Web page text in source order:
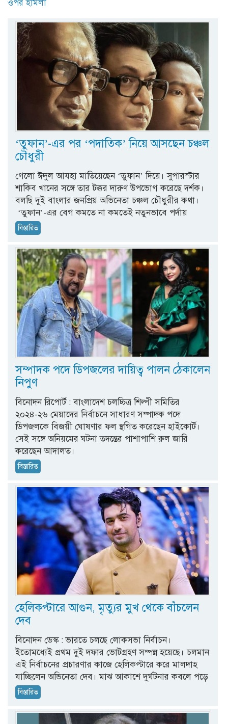
ওপর হামলা
‘তুফান’-এর পর ‘পদাতিক’ নিয়ে আসছেন চঞ্চল
চৌধুরী
গেলো ঈদুল আযহা মাতিয়েছেন ‘তুফান’ দিয়ে। সুপারস্টার
শাকিব খানের সঙ্গে তার টক্কর দারুণ উপভোগ করেছে দর্শক।
বলছি দুই বাংলার জনপ্রিয় অভিনেতা চঞ্চল চৌধুরীর কথা।
‘তুফান’-এর বেগ কমতে না কমতেই নতুনভাবে পর্দায়
বিস্তারিত
সম্পাদক পদে ডিপজলের দায়িত্ব পালন ঠেকালেন
নিপুণ
বিনোদন রিপোর্ট : বাংলাদেশ চলচ্চিত্র শিল্পী সমিতির
২০২৪-২৬ মেয়াদের নির্বাচনে সাধারণ সম্পাদক পদে
ডিপজলকে বিজয়ী ঘোষণার ফল স্থগিত করেছেন হাইকোর্ট।
সেই সঙ্গে অনিয়মের ঘটনা তদন্তের পাশাপাশি রুল জারি
করেছেন আদালত।
বিস্তারিত
হেলিকপ্টারে আগুন, মৃত্যুর মুখ থেকে বাঁচলেন
দেব
বিনোদন ডেস্ক : ভারতে চলছে লোকসভা নির্বাচন।
ইতোমধ্যেই প্রথম দুই দফার ভোটগ্রহণ সম্পন্ন হয়েছে। চলমান
এই নির্বাচনের প্রচারণার কাজে হেলিকপ্টারে করে মালদাহ
যাচ্ছিলেন অভিনেতা দেব। মাঝ আকাশে দুর্ঘটনার কবলে পড়ে
বিস্তারিত